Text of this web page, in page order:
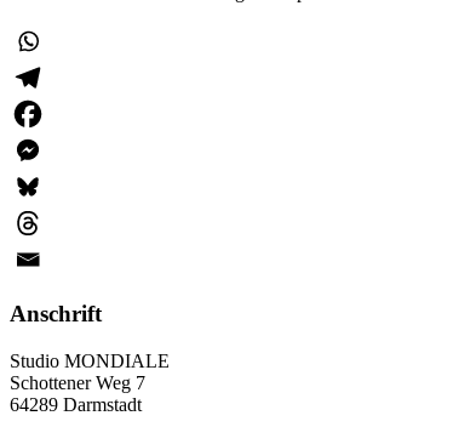
Anschrift
Studio MONDIALE
Schottener Weg 7
64289 Darmstadt